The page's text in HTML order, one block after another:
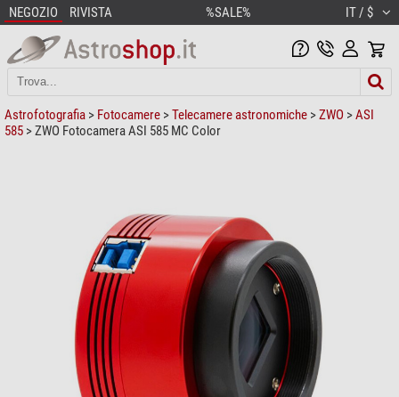
NEGOZIO RIVISTA %SALE% IT / $
Astrofotografia > Fotocamere >Telecamere astronomiche >ZWO >ASI
585 > ZWO Fotocamera ASI 585 MC Color